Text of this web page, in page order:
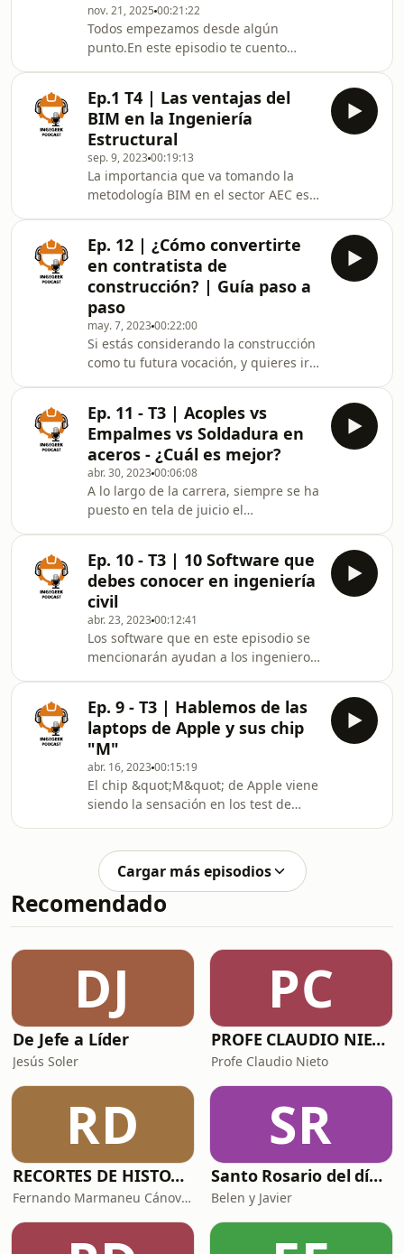
Spoiler Alert:Este episodio es para ti si
eres estudiante o profesional y
alguna v
nov. 21, 2025 00:21:22
Todos empezamos desde algún
punto.En este episodio te cuento
pasos, los errores, los tropiezos y las
lecciones que me ayudaron a
convertirme en quien soy hoy.Soy Ian
Guevara, creador de Ingegeek
Ingeniería, y quiero compartir contigo
cómo pasé de ser un estudiante
confundido —que jaló cursos y no
entendía aún su carrera— a descubri
Ep.1 T4 | Las ventajas del
BIM en la Ingeniería
Estructural
sep. 9, 202300:19:13
La importancia que va tomando la
metodología BIM en el sector AEC es
impacto que está teniendo sobre los
ingenieros estructurales y como estos
deben adaptarse a esta 👷‍♂️ ---------------
---------------------------------------------------
---- 📚E-Book &quot;El Glosario del
Ingeniero&quot;:
https://bit.ly/glosario-ingeniero 🚀¡No
te
Ep. 12 | ¿Cómo convertirte
en contratista de
construcción? | Guía paso a
paso
may. 7, 202300:22:00
Si estás considerando la construcción
como tu futura vocación, y quieres ir
empresa, te explico aquí los pasos
para poder convertirte en contratista
👷‍♂️
Ep. 11 - T3 | Acoples vs
Empalmes vs Soldadura en
aceros - ¿Cuál es mejor?
abr. 30, 202300:06:08
A lo largo de la carrera, siempre se ha
puesto en tela de juicio el
estructurales, pero hoy, se están
poniéndose de moda | En este
episodio te explico mi opinión y te
digo cual es el mejor según sea el
caso 👷‍♂️
Ep. 10 - T3 | 10 Software que
debes conocer en ingeniería
civil
abr. 23, 202300:12:41
Los software que en este episodio se
mencionarán ayudan a los ingenieros
calidad del agua, estructuras en sus
diferentes sistemas de construcción,
o asegurándose de que cumplan con
el cronograma de obra establecido,
!Estos 10 programas son
fundamentales para el trabajo!
Ep. 9 - T3 | Hablemos de las
laptops de Apple y sus chip
"M"
abr. 16, 202300:15:19
El chip &quot;M&quot; de Apple viene
siendo la sensación en los test de
¿Ya será el momento de comprarme
una MacBook siendo ingeniero? 🤔 |
Opinión
Cargar más episodios
Recomendado
DJ
De Jefe a Líder
Jesús Soler
PC
PROFE CLAUDIO NIETO
Profe Claudio Nieto
RD
RECORTES DE HISTORIA Y CIENCIA
Fernando Marmaneu Cánovas
SR
Santo Rosario del día. 🙏 Reza con nosotros en castellano 🇪🇸
Belen y Javier